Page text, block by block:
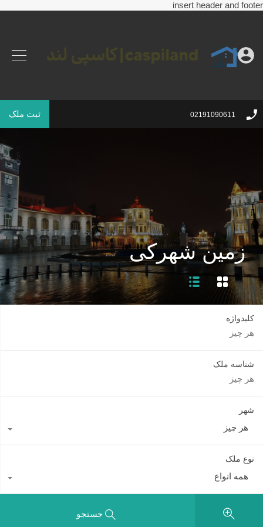
insert header and footer
02191090611 ثبت ملک
زمین شهرکی
کلیدواژه
شناسه ملک
شهر
هر چیز
نوع ملک
همه انواع
جستجو